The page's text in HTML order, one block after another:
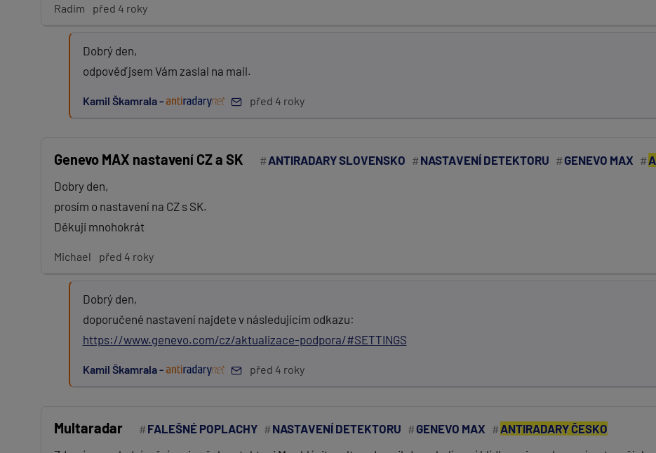
Radim před 4 roky
Dobrý den,
odpověď jsem Vám zaslal na mail.
Kamil Škamrala - před 4 roky
Genevo MAX nastavení CZ a SK ANTIRADARY SLOVENSKO NASTAVENÍ DETEKTORU GENEVO MAX
Dobry den,
prosím o nastavení na CZ s SK.
Děkuji mnohokrát
Michael před 4 roky
Dobrý den,
doporučené nastavení najdete v následujícím odkazu:
https://www.genevo.com/cz/aktualizace-podpora/#SETTINGS
Kamil Škamrala - před 4 roky
Multaradar FALEŠNÉ POPLACHY NASTAVENÍ DETEKTORU GENEVO MAX
ANTIRADARY ČESKO